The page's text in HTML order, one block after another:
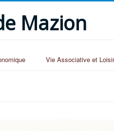
Mazion
Vie Associative et